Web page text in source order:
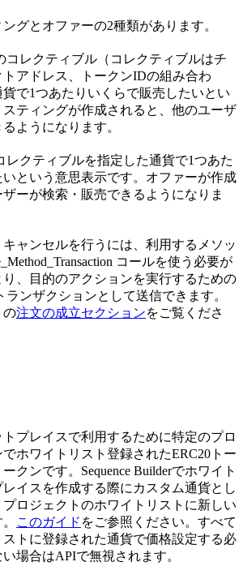
グとオファーの2種類があります。
コレクティブル（コレクティブルはチ
アドレス、トークンIDの組み合わ
で1つあたりいくらで販売したいとい
スティングが作成されると、他のユーザ
ようになります。
レクティブルを指定した通貨で1つあた
いという意思表示です。オファーが作成
ーが検索・販売できるようになりま
ャンセルを行うには、利用するメソッ
コールを使う必要が
、目的のアクションを実行するための
ランザクションとして送信できます。
の注文の成立セクションをご覧くださ
プレイスで利用するために特定のプロ
ホワイトリスト登録されたERC20トー
クンです。Sequence Builderでホワイト
イスを作成する際にカスタム通貨とし
ロジェクトのホワイトリストに新しい
このガイド をご参照ください。すべて
トに登録された通貨で価格設定する必
場合はAPIで無視されます。